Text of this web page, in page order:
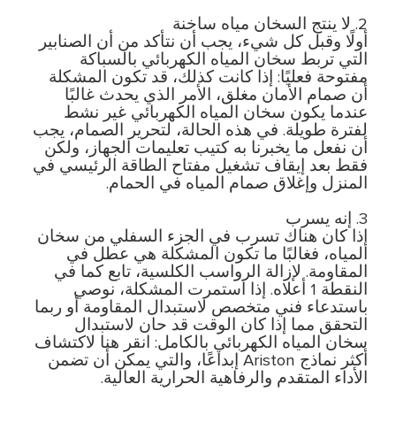
2. لا ينتج السخان مياه ساخنة
أولًا وقبل كل شيء، يجب أن نتأكد من أن الصنابير
التي تربط سخان المياه الكهربائي بالسباكة
مفتوحة فعليًا: إذا كانت كذلك، قد تكون المشكلة
أن صمام الأمان مغلق، الأمر الذي يحدث غالبًا
عندما يكون سخان المياه الكهربائي غير نشط
لفترة طويلة. في هذه الحالة، لتحرير الصمام، يجب
أن نفعل ما يخبرنا به كتيب تعليمات الجهاز، ولكن
فقط بعد إيقاف تشغيل مفتاح الطاقة الرئيسي في
المنزل وإغلاق صمام المياه في الحمام.
3. إنه يسرب
إذا كان هناك تسرب في الجزء السفلي من سخان
المياه، فغالبًا ما تكون المشكلة هي عطل في
المقاومة. لإزالة الرواسب الكلسية، تابع كما في
النقطة 1 أعلاه. إذا استمرت المشكلة، نوصي
باستدعاء فني متخصص لاستبدال المقاومة أو ربما
التحقق مما إذا كان الوقت قد حان لاستبدال
سخان المياه الكهربائي بالكامل: انقر هنا لاكتشاف
أكثر نماذج Ariston إبداعًا، والتي يمكن أن تضمن
الأداء المتقدم والرفاهية الحرارية العالية.